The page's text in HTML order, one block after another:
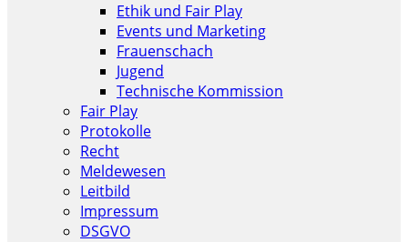
Ethik und Fair Play
Events und Marketing
Frauenschach
Jugend
Technische Kommission
Fair Play
Protokolle
Recht
Meldewesen
Leitbild
Impressum
DSGVO